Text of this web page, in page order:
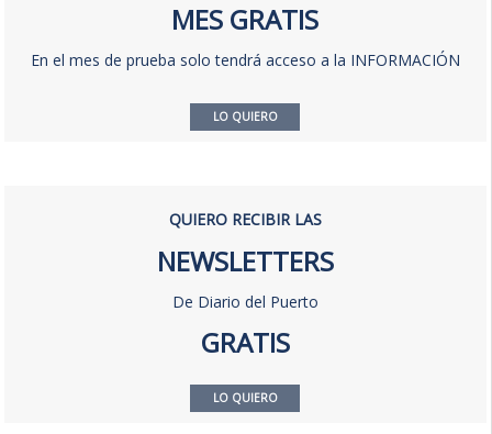
MES GRATIS
En el mes de prueba solo tendrá acceso a la INFORMACIÓN
LO QUIERO
QUIERO RECIBIR LAS
NEWSLETTERS
De Diario del Puerto
GRATIS
LO QUIERO